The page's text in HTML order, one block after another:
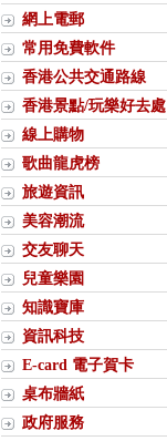
網上電郵
常用免費軟件
香港公共交通路線
香港景點/玩樂好去處
線上購物
歌曲龍虎榜
旅遊資訊
美容潮流
交友聊天
兒童樂園
知識寶庫
資訊科技
E-card 電子賀卡
桌布牆紙
政府服務